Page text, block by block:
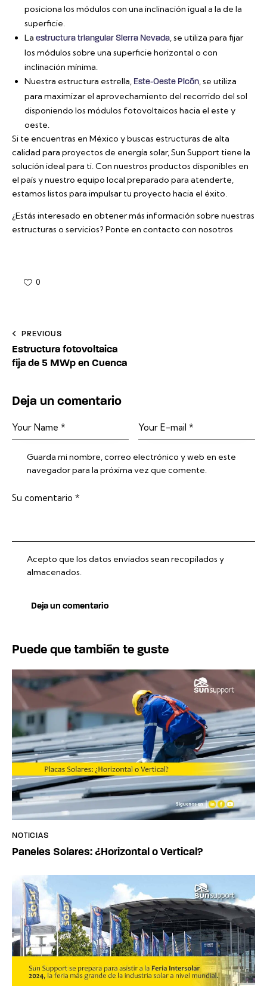
posiciona los módulos con una inclinación igual a la de la
superficie.
Laestructura triangular Sierra Nevada, se utiliza para fijar
los módulos sobre una superficie horizontal o con
inclinación mínima.
Nuestra estructura estrella, Este-Oeste Picón, se utiliza
para maximizar el aprovechamiento del recorrido del sol
disponiendo los módulos fotovoltaicos hacia el este y
oeste.
Si te encuentras en México y buscas estructuras de alta
calidad para proyectos de energía solar, Sun Support tiene la
solución ideal para ti. Con nuestros productos disponibles en
el país y nuestro equipo local preparado para atenderte,
estamos listos para impulsar tu proyecto hacia el éxito.
¿Estás interesado en obtener más información sobre nuestras
estructuras o servicios? Ponte en contacto con nosotros
0
Navegación
de
entradas
PREVIOUS
Estructura fotovoltaica
fija de 5 MWp en Cuenca
Deja un comentario
Guarda mi nombre, correo electrónico y web en este
navegador para la próxima vez que comente.
Acepto que los datos enviados sean recopilados y
almacenados.
Puede que también te guste
NOTICIAS
Paneles Solares: ¿Horizontal o Vertical?